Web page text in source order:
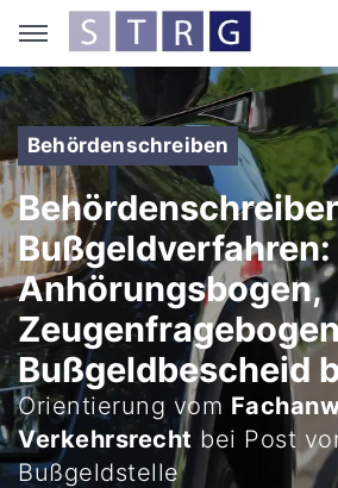
Behördenschreiben
Bußgeldverfahren:
Anhörungsbogen,
Bußgeldbescheid
Orientierung vom
Verkehrsrecht bei Post
Bußgeldstelle